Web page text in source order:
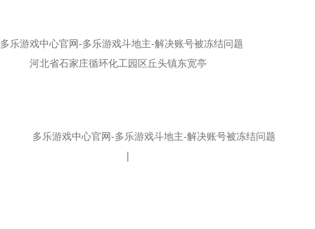
多乐游戏中心官网-多乐游戏斗地主-解决账号被冻结问题
河北省石家庄循环化工园区丘头镇东宽亭
多乐游戏中心官网-多乐游戏斗地主-解决账号被冻结问题
|